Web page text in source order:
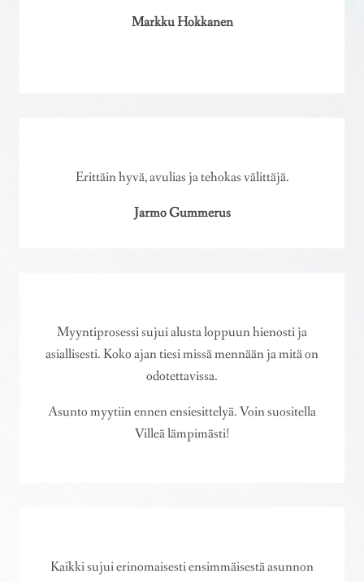
Markku Hokkanen
Erittäin hyvä, avulias ja tehokas välittäjä.
Jarmo Gummerus
Myyntiprosessi sujui alusta loppuun hienosti ja
asiallisesti. Koko ajan tiesi missä mennään ja mitä on
odotettavissa.
Asunto myytiin ennen ensiesittelyä. Voin suositella
Villeä lämpimästi!
Kaikki sujui erinomaisesti ensimmäisestä asunnon